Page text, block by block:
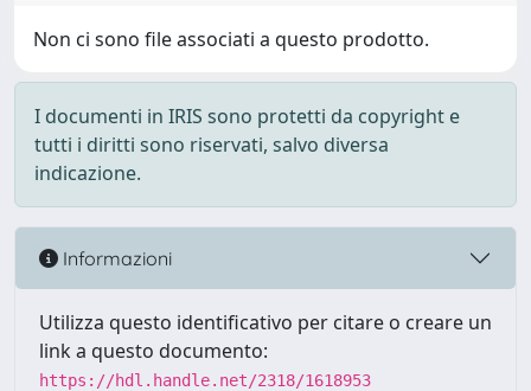
Non ci sono file associati a questo prodotto.
I documenti in IRIS sono protetti da copyright e
tutti i diritti sono riservati, salvo diversa
indicazione.
Informazioni
Utilizza questo identificativo per citare o creare un
link a questo documento:
https://hdl.handle.net/2318/1618953